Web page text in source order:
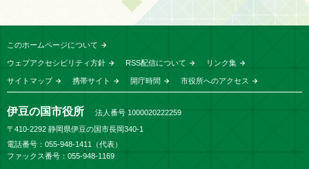
このホームページについて
ウェブアクセシビリティ方針 RSS配信について リンク集
サイトマップ 携帯サイト 開庁時間 市役所へのアクセス
伊豆の国市役所
法人番号 1000020222259
〒410-2292 静岡県伊豆の国市長岡340-1
電話番号：055-948-1411（代表）
ファックス番号：055-948-1169